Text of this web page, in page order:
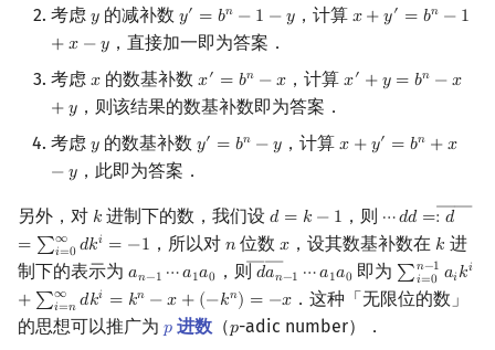
考虑 𝑦
y的减补数 𝑦′ = 𝑏𝑛 − 1 −𝑦
y′ =bn−1 −y ，计算 𝑥+𝑦′ = 𝑏𝑛 − 1
+𝑥 −𝑦
x+y′ =b n− 1+x −y
，直接加一即为答案．
考虑 𝑥
x 的数基补数𝑥′ = 𝑏𝑛 −𝑥
x′ bn−x ，计算𝑥′ +𝑦 = 𝑏𝑛 −𝑥
+𝑦
x′ +y=b n− x+y
，则该结果的数基补数即为答案．
考虑 𝑦
y的数基补数 𝑦′ = 𝑏𝑛 −𝑦
y′ =bn−y ，计算𝑥 +𝑦′ = 𝑏𝑛 +𝑥
−𝑦
x+y′ =b n+ x−y
，此即为答案．
另外，对 𝑘
k 进制下的数，我们设𝑑 = 𝑘 − 1
d =k −1 ，则 ⋯𝑑𝑑 =:――
𝑑
= ∑∞
𝑖=0𝑑𝑘𝑖 = −1
⋯dd =:d―
，所以对 𝑛
n 位数𝑥
x ，设其数基补数在 𝑘
k 进
制下的表示为 𝑎𝑛−1 ⋯𝑎1𝑎0
an−1 ⋯a1a0 ，则――
𝑑𝑎𝑛−1 ⋯𝑎1𝑎0
d―an− 1⋯a1a 0
即为 ∑𝑛−1
𝑖=0 𝑎𝑖𝑘𝑖
+ ∑∞
𝑖=𝑛 𝑑𝑘𝑖 = 𝑘𝑛 −𝑥 + (−𝑘𝑛) = −𝑥
∑i=0n −1aik
．这种「无限位的数」
的思想可以推广为 𝑝
p 进数 （𝑝
p-adic number）．